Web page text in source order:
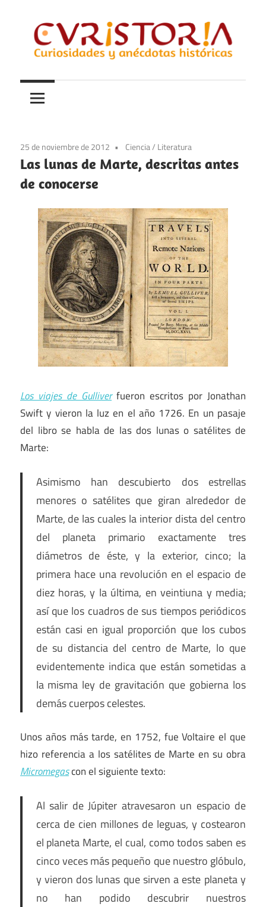
contenido
Curistoria
y
anécdotas
historia
25 de noviembre de 2012 Ciencia/ Literatura
Las lunas de Marte, descritas antes
de conocerse
Los viajes de Gulliverfueron escritos por Jonathan
Swift y vieron la luz en el año 1726. En un pasaje
del libro se habla de las dos lunas o satélites de
Marte:
Asimismo han descubierto dos estrellas
menores o satélites que giran alrededor de
Marte, de las cuales la interior dista del centro
del planeta primario exactamente tres
diámetros de éste, y la exterior, cinco; la
primera hace una revolución en el espacio de
diez horas, y la última, en veintiuna y media;
así que los cuadros de sus tiempos periódicos
están casi en igual proporción que los cubos
de su distancia del centro de Marte, lo que
evidentemente indica que están sometidas a
la misma ley de gravitación que gobierna los
demás cuerpos celestes.
Unos años más tarde, en 1752, fue Voltaire el que
hizo referencia a los satélites de Marte en su obra
Micromegascon el siguiente texto:
Al salir de Júpiter atravesaron un espacio de
cerca de cien millones de leguas, y costearon
el planeta Marte, el cual, como todos saben es
cinco veces más pequeño que nuestro glóbulo,
y vieron dos lunas que sirven a este planeta y
no han podido descubrir nuestros